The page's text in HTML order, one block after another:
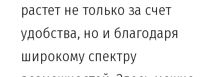
растет не только за счет
удобства, но и благодаря
широкому спектру